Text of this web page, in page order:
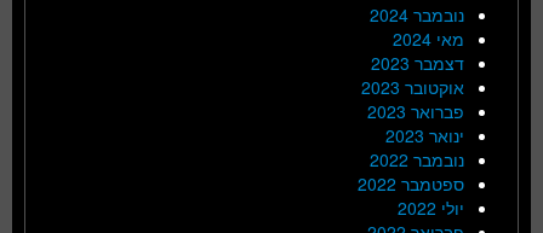
נובמבר 2024
מאי 2024
דצמבר 2023
אוקטובר 2023
פברואר 2023
ינואר 2023
נובמבר 2022
ספטמבר 2022
יולי 2022